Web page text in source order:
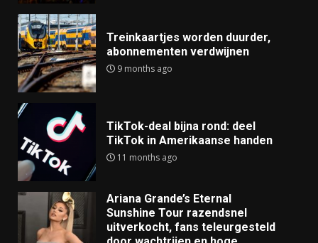
Treinkaartjes worden duurder,
abonnementen verdwijnen
9 months ago
TikTok-deal bijna rond: deel
TikTok in Amerikaanse handen
11 months ago
Ariana Grande’s Eternal
Sunshine Tour razendsnel
uitverkocht, fans teleurgesteld